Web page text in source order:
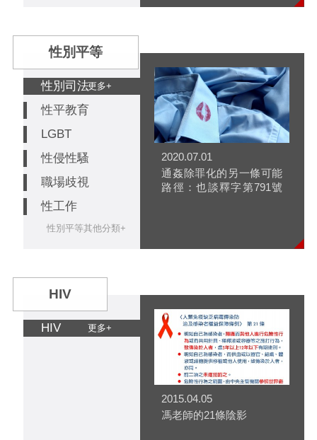
性別平等
性別司法更多+
性平教育
LGBT
性侵性騷
職場歧視
性工作
性別平等其他分類+
2020.07.01
通姦除罪化的另一條可能
路徑：也談釋字第791號
HIV
HIV 更多+
2015.04.05
馮老師的21條陰影